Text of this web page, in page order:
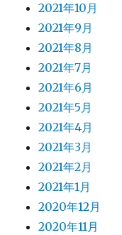
2021年10月
2021年9月
2021年8月
2021年7月
2021年6月
2021年5月
2021年4月
2021年3月
2021年2月
2021年1月
2020年12月
2020年11月